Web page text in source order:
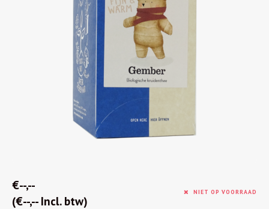
€--,--
(€--,-- Incl. btw)
NIET OP VOORRAAD